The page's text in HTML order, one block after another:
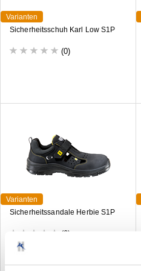
Varianten
Sicherheitsschuh Karl Low S1P
(0)
Varianten
Sicherheitssandale Herbie S1P
(0)